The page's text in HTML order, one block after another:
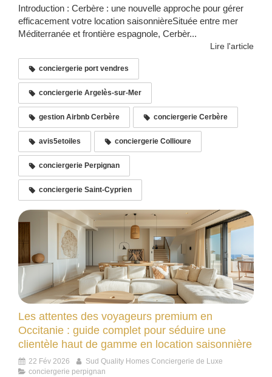
Introduction : Cerbère : une nouvelle approche pour gérer
efficacement votre location saisonnièreSituée entre mer
Méditerranée et frontière espagnole, Cerbèr...
Lire l'article
conciergerie port vendres
conciergerie Argelès-sur-Mer
gestion Airbnb Cerbère conciergerie Cerbère
avis5etoiles conciergerie Collioure
conciergerie Perpignan
conciergerie Saint-Cyprien
Les attentes des voyageurs premium en
Occitanie : guide complet pour séduire une
clientèle haut de gamme en location saisonnière
22 Fév 2026
Sud Quality Homes Conciergerie de Luxe
conciergerie perpignan